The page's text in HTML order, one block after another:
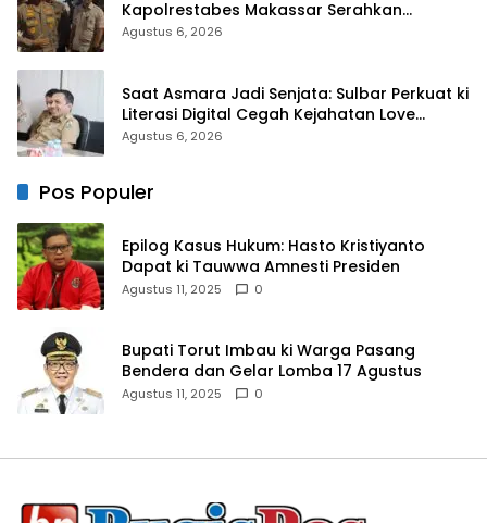
Kapolrestabes Makassar Serahkan
Bantuan Sembako di Bontoduri
Agustus 6, 2026
Saat Asmara Jadi Senjata: Sulbar Perkuat ki
Literasi Digital Cegah Kejahatan Love
Scamming
Agustus 6, 2026
Pos Populer
Epilog Kasus Hukum: Hasto Kristiyanto
Dapat ki Tauwwa Amnesti Presiden
Agustus 11, 2025 0
Bupati Torut Imbau ki Warga Pasang
Bendera dan Gelar Lomba 17 Agustus
Agustus 11, 2025 0